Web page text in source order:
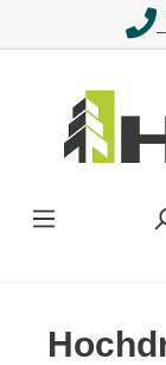
Zum